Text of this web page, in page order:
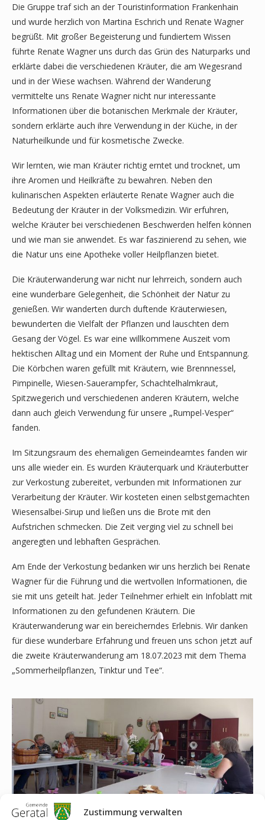
Zustimmung verwalten
Die Gruppe traf sich an der Touristinformation Frankenhain
und wurde herzlich von Martina Eschrich und Renate Wagner
begrüßt. Mit großer Begeisterung und fundiertem Wissen
führte Renate Wagner uns durch das Grün des Naturparks und
erklärte dabei die verschiedenen Kräuter, die am Wegesrand
und in der Wiese wachsen. Während der Wanderung
vermittelte uns Renate Wagner nicht nur interessante
Informationen über die botanischen Merkmale der Kräuter,
sondern erklärte auch ihre Verwendung in der Küche, in der
Naturheilkunde und für kosmetische Zwecke.
Wir lernten, wie man Kräuter richtig erntet und trocknet, um
ihre Aromen und Heilkräfte zu bewahren. Neben den
kulinarischen Aspekten erläuterte Renate Wagner auch die
Bedeutung der Kräuter in der Volksmedizin. Wir erfuhren,
welche Kräuter bei verschiedenen Beschwerden helfen können
und wie man sie anwendet. Es war faszinierend zu sehen, wie
die Natur uns eine Apotheke voller Heilpflanzen bietet.
Die Kräuterwanderung war nicht nur lehrreich, sondern auch
eine wunderbare Gelegenheit, die Schönheit der Natur zu
genießen. Wir wanderten durch duftende Kräuterwiesen,
bewunderten die Vielfalt der Pflanzen und lauschten dem
Gesang der Vögel. Es war eine willkommene Auszeit vom
hektischen Alltag und ein Moment der Ruhe und Entspannung.
Die Körbchen waren gefüllt mit Kräutern, wie Brennnessel,
Pimpinelle, Wiesen-Sauerampfer, Schachtelhalmkraut,
Spitzwegerich und verschiedenen anderen Kräutern, welche
dann auch gleich Verwendung für unsere „Rumpel-Vesper“
fanden.
Im Sitzungsraum des ehemaligen Gemeindeamtes fanden wir
uns alle wieder ein. Es wurden Kräuterquark und Kräuterbutter
zur Verkostung zubereitet, verbunden mit Informationen zur
Verarbeitung der Kräuter. Wir kosteten einen selbstgemachten
Wiesensalbei-Sirup und ließen uns die Brote mit den
Aufstrichen schmecken. Die Zeit verging viel zu schnell bei
angeregten und lebhaften Gesprächen.
Am Ende der Verkostung bedanken wir uns herzlich bei Renate
Wagner für die Führung und die wertvollen Informationen, die
sie mit uns geteilt hat. Jeder Teilnehmer erhielt ein Infoblatt mit
Informationen zu den gefundenen Kräutern. Die
Kräuterwanderung war ein bereicherndes Erlebnis. Wir danken
für diese wunderbare Erfahrung und freuen uns schon jetzt auf
die zweite Kräuterwanderung am 18.07.2023 mit dem Thema
„Sommerheilpflanzen, Tinktur und Tee“.